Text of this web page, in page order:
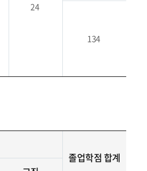
24
134
졸업학점 합계